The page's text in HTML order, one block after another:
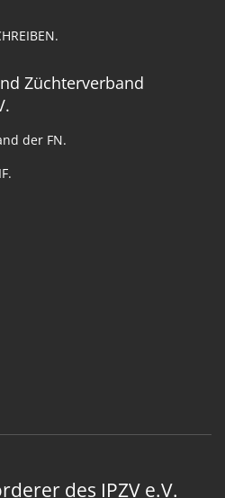
Züchterverband
der FN.
des IPZV e.V.